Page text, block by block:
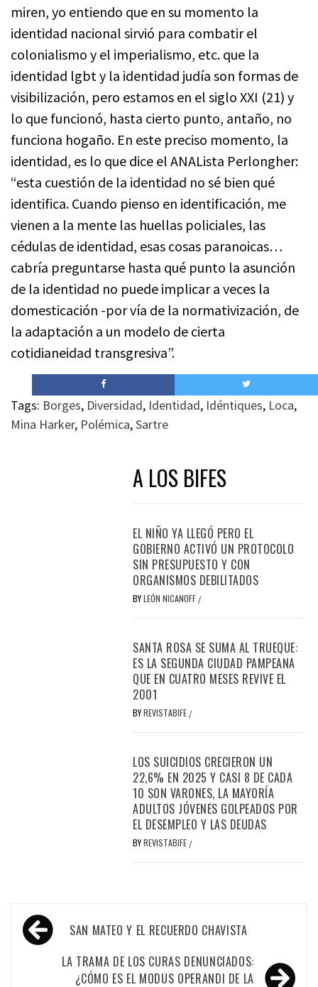
miren, yo entiendo que en su momento la
identidad nacional sirvió para combatir el
colonialismo y el imperialismo, etc. que la
identidad lgbt y la identidad judía son formas de
visibilización, pero estamos en el siglo XXI (21) y
lo que funcionó, hasta cierto punto, antaño, no
funciona hogaño. En este preciso momento, la
identidad, es lo que dice el ANALista Perlongher:
“esta cuestión de la identidad no sé bien qué
identifica. Cuando pienso en identificación, me
vienen a la mente las huellas policiales, las
cédulas de identidad, esas cosas paranoicas…
cabría preguntarse hasta qué punto la asunción
de la identidad no puede implicar a veces la
domesticación -por vía de la normativización, de
la adaptación a un modelo de cierta
cotidianeidad transgresiva”.
Tags: Borges, Diversidad, Identidad, Idéntiques, Loca,
Mina Harker, Polémica,Sartre
A LOS BIFES
EL NIÑO YA LLEGÓ PERO EL
GOBIERNO ACTIVÓ UN PROTOCOLO
SIN PRESUPUESTO Y CON
ORGANISMOS DEBILITADOS
BYLEÓN NICANOFF /
SANTA ROSA SE SUMA AL TRUEQUE:
ES LA SEGUNDA CIUDAD PAMPEANA
QUE EN CUATRO MESES REVIVE EL
2001
BYREVISTABIFE /
LOS SUICIDIOS CRECIERON UN
22,6% EN 2025 Y CASI 8 DE CADA
10 SON VARONES, LA MAYORÍA
ADULTOS JÓVENES GOLPEADOS POR
EL DESEMPLEO Y LAS DEUDAS
BYREVISTABIFE /
Navegación
de
entradas
SAN MATEO Y EL RECUERDO CHAVISTA
LA TRAMA DE LOS CURAS DENUNCIADOS:
¿CÓMO ES EL MODUS OPERANDI DE LA